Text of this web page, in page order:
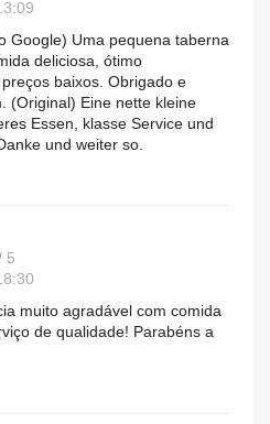
Google) Uma pequena taberna
deliciosa, ótimo
baixos. Obrigado e
(Original) Eine nette kleine
Essen, klasse Service und
und weiter so.
5
muito agradável com comida
de qualidade! Parabéns a